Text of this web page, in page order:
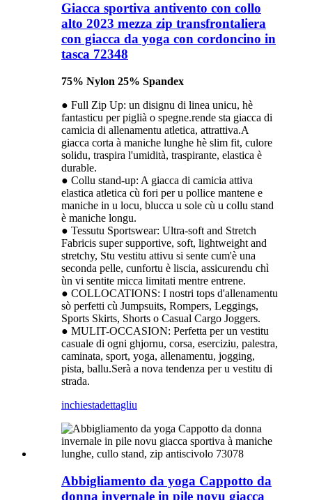
Giacca sportiva antivento con collo
alto 2023 mezza zip transfrontaliera
con giacca da yoga con cordoncino in
tasca 72348
75% Nylon 25% Spandex
● Full Zip Up: un disignu di linea unicu, hè
fantasticu per piglià o spegne.rende sta giacca di
camicia di allenamentu atletica, attrattiva.A
giacca corta à maniche lunghe hè slim fit, culore
solidu, traspira l'umidità, traspirante, elastica è
durable.
● Collu stand-up: A giacca di camicia attiva
elastica atletica cù fori per u pollice mantene e
maniche in u locu, blucca u sole cù u collu stand
è maniche longu.
● Tessutu Sportswear: Ultra-soft and Stretch
Fabricis super supportive, soft, lightweight and
stretchy, Stu vestitu attivu si sente cum'è una
seconda pelle, cunfortu è liscia, assicurendu chì
ùn vi sentite micca limitati mentre entrene.
● COLLOCATIONS: I nostri tops d'allenamentu
sò perfetti cù Jumpsuits, Rompers, Leggings,
Sports Skirts, Shorts o Casual Cargo Joggers.
● MULIT-OCCASION: Perfetta per un vestitu
casuale di ogni ghjornu, corsa, eserciziu, palestra,
caminata, sport, yoga, allenamentu, jogging,
pista, ballu.Serà a nova tendenza per u vestitu di
strada.
inchiestadettagliu
Abbigliamento da yoga Cappotto da
donna invernale in pile novu giacca